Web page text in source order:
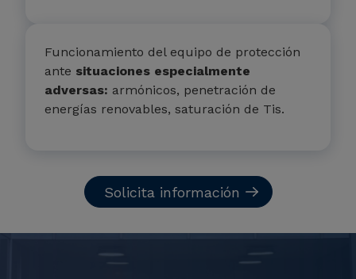
Funcionamiento del equipo de protección
ante situaciones especialmente
adversas: armónicos, penetración de
energías renovables, saturación de Tis.
Solicita información